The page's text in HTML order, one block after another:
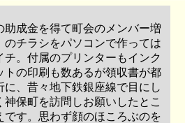
成金を得て町会のメンバー増
チラシをパソコンで作っては
。付属のプリンターもインク
の印刷も数あるが領収書が都
、昔々地下鉄銀座線で目にし
保町を訪問しお願いしたとこ
す。思わず顔のほころぶのを